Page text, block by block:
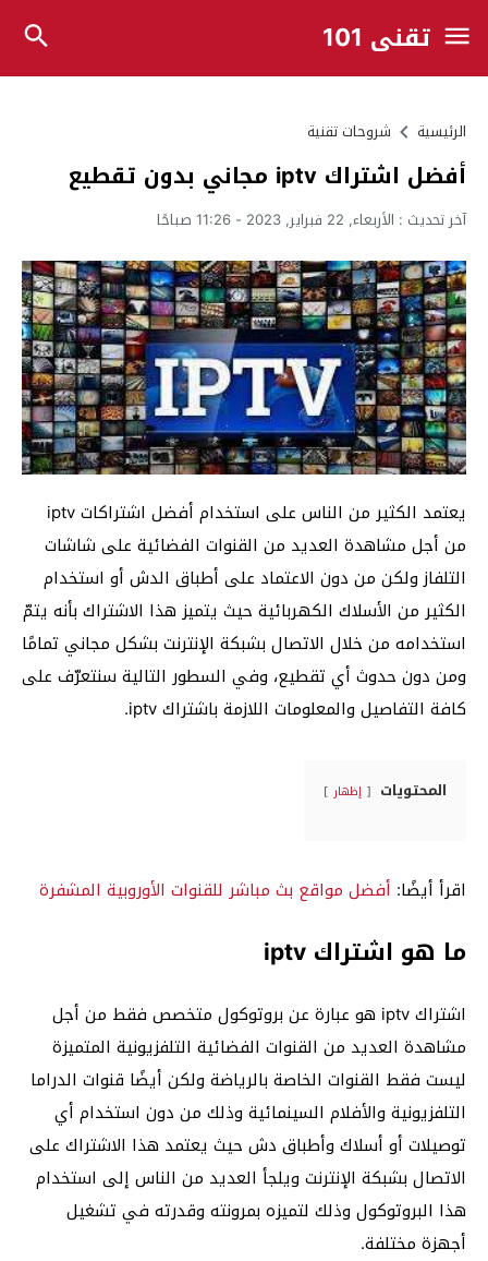
تقني 101
الرئيسية شروحات تقنية
أفضل اشتراك iptv مجاني بدون تقطيع
آخر تحديث : الأربعاء, 22 فبراير, 2023 - 11:26 صباحًا
يعتمد الكثير من الناس على استخدام أفضل اشتراكات iptv
من أجل مشاهدة العديد من القنوات الفضائية على شاشات
التلفاز ولكن من دون الاعتماد على أطباق الدش أو استخدام
الكثير من الأسلاك الكهربائية حيث يتميز هذا الاشتراك بأنه يتمّ
استخدامه من خلال الاتصال بشبكة الإنترنت بشكل مجاني تمامًا
ومن دون حدوث أي تقطيع، وفي السطور التالية سنتعرّف على
كافة التفاصيل والمعلومات اللازمة باشتراك iptv.
المحتويات إظهار
اقرأ أيضًا: أفضل مواقع بث مباشر للقنوات الأوروبية المشفرة
ما هو اشتراك iptv
اشتراك iptv هو عبارة عن بروتوكول متخصص فقط من أجل
مشاهدة العديد من القنوات الفضائية التلفزيونية المتميزة
ليست فقط القنوات الخاصة بالرياضة ولكن أيضًا قنوات الدراما
التلفزيونية والأفلام السينمائية وذلك من دون استخدام أي
توصيلات أو أسلاك وأطباق دش حيث يعتمد هذا الاشتراك على
الاتصال بشبكة الإنترنت ويلجأ العديد من الناس إلى استخدام
هذا البروتوكول وذلك لتميزه بمرونته وقدرته في تشغيل
أجهزة مختلفة.